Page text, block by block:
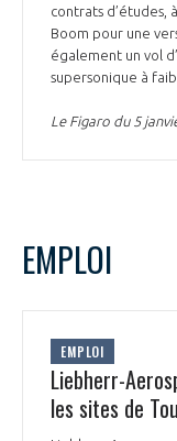
contrats d’études,
Boom pour une
également un vol
supersonique à
Le Figaro du 5
EMPLOI
EMPLOI
Liebherr-
les sites de